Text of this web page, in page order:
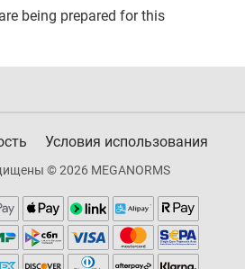
being prepared for this
Условия использования
© 2026 MEGANORMS